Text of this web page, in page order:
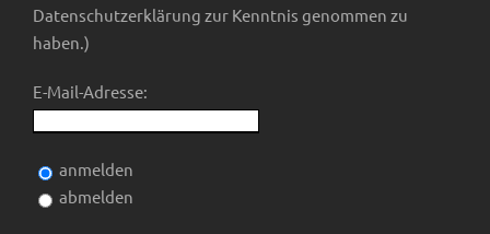
Datenschutzerklärung zur Kenntnis genommen zu
haben.)
E-Mail-Adresse:
anmelden
abmelden